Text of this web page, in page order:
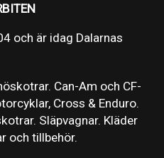
och är idag Dalarnas
Can-Am och CF-
Cross & Enduro.
Släpvagnar. Kläder
och tillbehör.